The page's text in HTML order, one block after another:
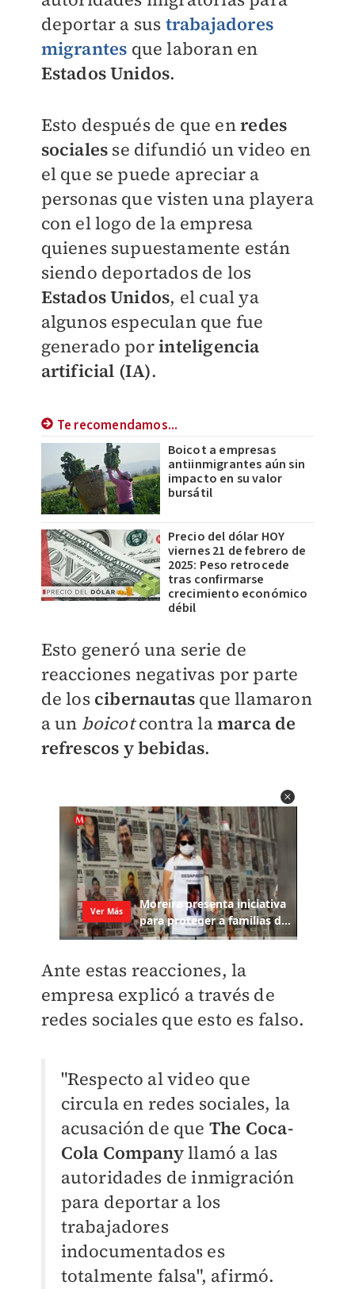
deportar a sus trabajadores
migrantes que laboran en
Estados Unidos.
Esto después de que enredes
sociales se difundió un video en
el que se puede apreciar a
personas que visten una playera
con el logo de la empresa
quienes supuestamente están
siendo deportados de los
Estados Unidos, el cual ya
algunos especulan que fue
generado porinteligencia
artificial (IA).
Te recomendamos...
Boicot a empresas
antiinmigrantes aún sin
impacto en su valor
bursátil
Precio del dólar HOY
viernes 21 de febrero de
2025: Peso retrocede
tras confirmarse
crecimiento económico
débil
Esto generó una serie de
reacciones negativas por parte
de los cibernautas que llamaron
a un boicotcontra lamarca de
refrescos y bebidas.
Ante estas reacciones, la
empresa explicó a través de
redes sociales que esto es falso.
"Respecto al video que
circula en redes sociales, la
acusación de que The Coca-
Cola Companyllamó a las
autoridades de inmigración
para deportar a los
trabajadores
indocumentados es
totalmente falsa", afirmó.